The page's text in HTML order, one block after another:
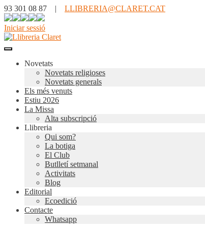
93 301 08 87 | LLIBRERIA@CLARET.CAT
Iniciar sessió
Novetats
Novetats religioses
Novetats generals
Els més venuts
Estiu 2026
La Missa
Alta subscripció
Llibreria
Qui som?
La botiga
El Club
Butlletí setmanal
Activitats
Blog
Editorial
Ecoedició
Contacte
Whatsapp